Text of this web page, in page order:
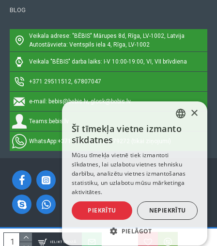
IELIKT GROZĀ
BLOG
Veikala adrese: "BĒBIS" Mārupes 8d, Rīga, LV-1002, Latvija
Autostāvvieta: Ventspils iela 4, Rīga, LV-1002
Veikala "BĒBIS" darba laiks: I-V 10:00-19:00, VI, VII brīvdiena
+371 29511512, 67807047
e-mail: bebis@bebis.lv, glosk@bebis.lv
Teams: bebis.lv
WhatsApp:+371 29511512, 20579272 (tikai ziņojumi)
Autortiesības © 2023, Bebis.lv, Visas tiesības aizsargātas
LATVIAN
ENGLISH
×
Šī tīmekļa vietne izmanto
sīkdatnes
Mūsu tīmekļa vietnē tiek izmantoti
sīkdatnes, lai uzlabotu vietnes tehnisku
darbību, analizētu vietnes izmantošanas
statistiku, un uzlabotu mūsu mārketinga
aktivitātes.
PIEKRĪTU NEPIEKRĪTU
PIELĀGOT